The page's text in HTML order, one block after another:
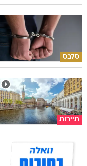
סלבס
תיירות